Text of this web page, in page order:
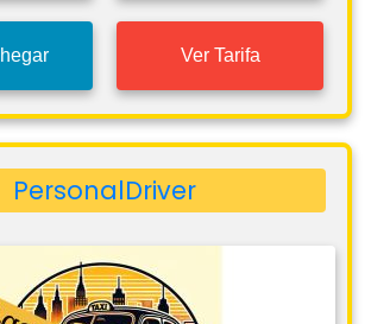
Ver Tarifa
PersonalDriver